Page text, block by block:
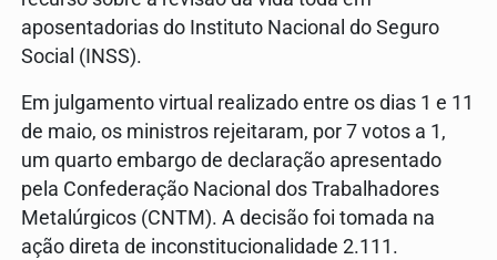
aposentadorias do Instituto Nacional do Seguro
Social (INSS).
Em julgamento virtual realizado entre os dias 1 e 11
de maio, os ministros rejeitaram, por 7 votos a 1,
um quarto embargo de declaração apresentado
pela Confederação Nacional dos Trabalhadores
Metalúrgicos (CNTM). A decisão foi tomada na
ação direta de inconstitucionalidade 2.111.